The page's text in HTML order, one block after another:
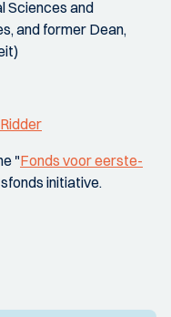
Sciences and
and former Dean,
"Fonds voor eerste-
initiative.